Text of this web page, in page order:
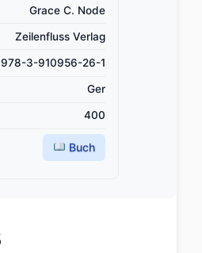
Grace C. Node
Zeilenfluss Verlag
978-3-910956-26-1
Ger
400
Buch